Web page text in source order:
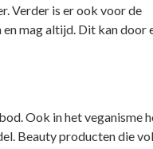
Verder is er ook voor de
mag altijd. Dit kan door
Ook in het veganisme
Beauty producten die